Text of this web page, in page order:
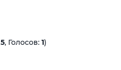
5, Голосов: 1)